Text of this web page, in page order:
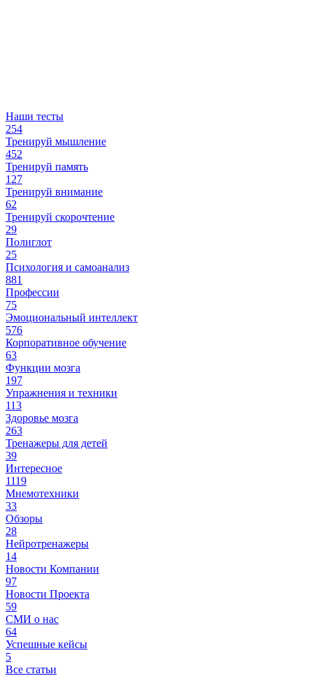
Наши тесты
254
Тренируй мышление
452
Тренируй память
127
Тренируй внимание
62
Тренируй скорочтение
29
Полиглот
25
Психология и самоанализ
881
Профессии
75
Эмоциональный интеллект
576
Корпоративное обучение
63
Функции мозга
197
Упражнения и техники
113
Здоровье мозга
263
Тренажеры для детей
39
Интересное
1119
Мнемотехники
33
Обзоры
28
Нейротренажеры
14
Новости Компании
97
Новости Проекта
59
СМИ о нас
64
Успешные кейсы
5
Все статьи